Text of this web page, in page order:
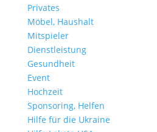
Privates
Möbel, Haushalt
Mitspieler
Dienstleistung
Gesundheit
Event
Hochzeit
Sponsoring, Helfen
Hilfe für die Ukraine